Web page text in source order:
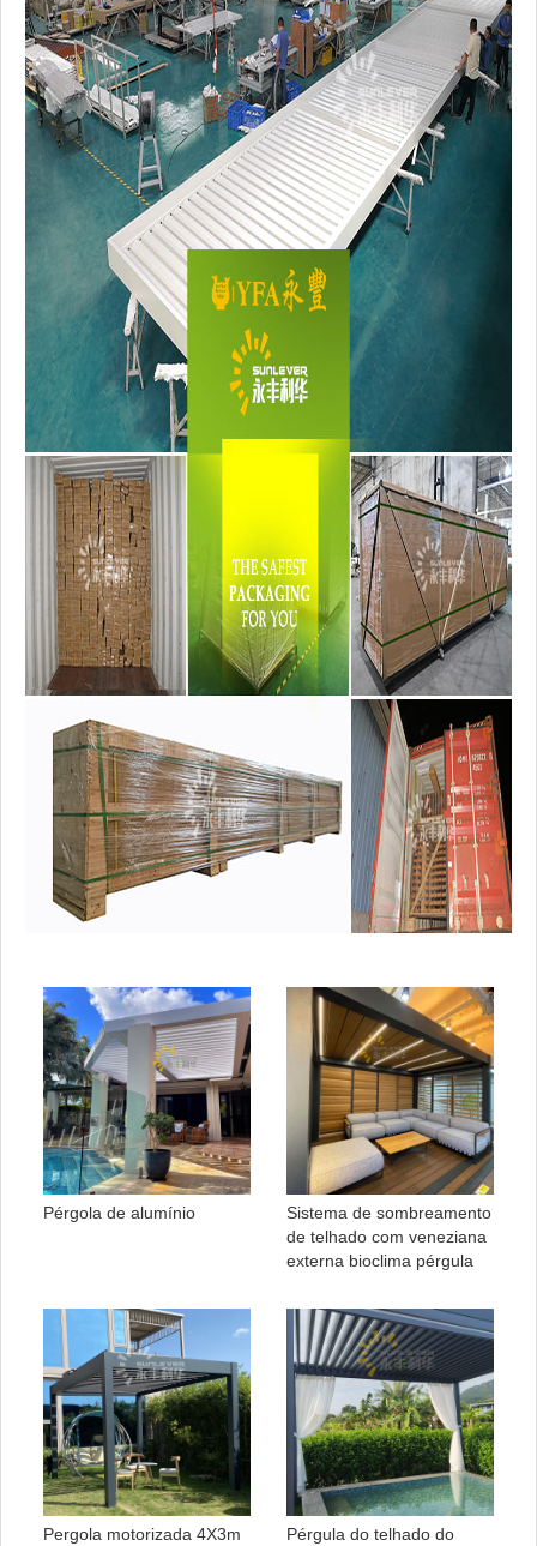
Pérgola de alumínio
Sistema de sombreamento
de telhado com veneziana
externa bioclima pérgula
Pergola motorizada 4X3m
Pérgula do telhado do